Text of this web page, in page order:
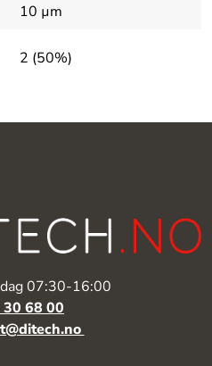
10 µm
2 (50%)
07:30-16:00
68 00